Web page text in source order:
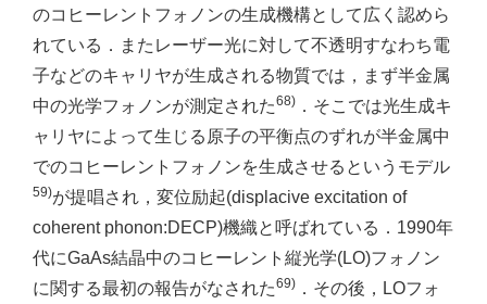
のコヒーレントフォノンの生成機構として広く認めら
れている．またレーザー光に対して不透明すなわち電
子などのキャリヤが生成される物質では，まず半金属
中の光学フォノンが測定された68) ．そこでは光生成キ
ャリヤによって生じる原子の平衡点のずれが半金属中
でのコヒーレントフォノンを生成させるというモデル
59)が提唱され，変位励起(displacive excitation of
coherent phonon:DECP)機織と呼ばれている．1990年
代にGaAs結晶中のコヒーレント縦光学(LO)フォノン
に関する最初の報告がなされた69) ．その後，LOフォ